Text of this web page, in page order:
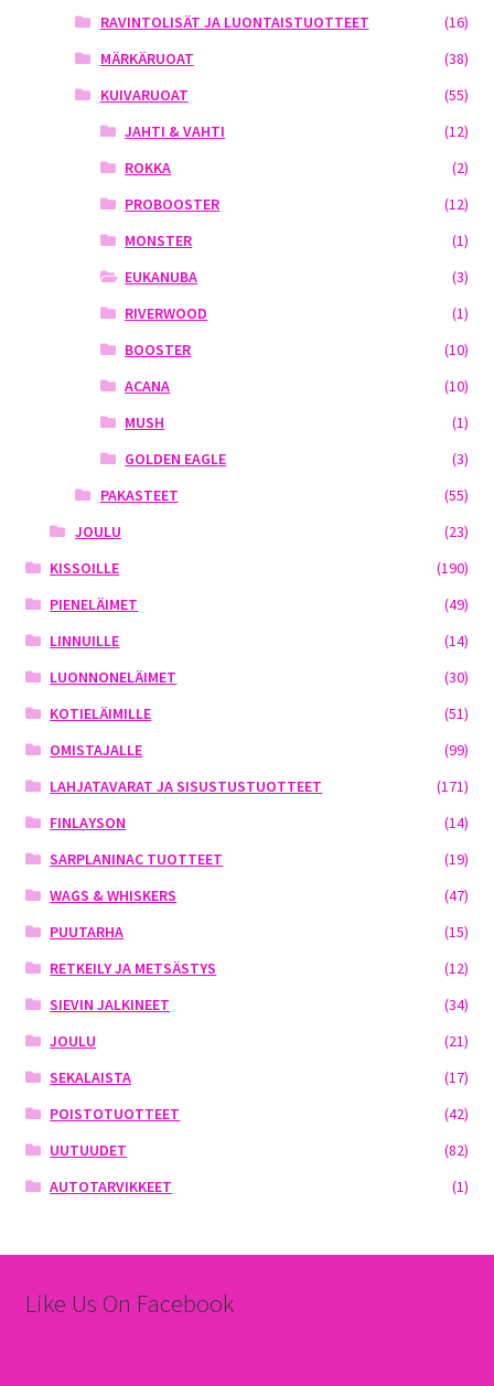
RAVINTOLISÄT JA LUONTAISTUOTTEET
(16)
MÄRKÄRUOAT
(38)
KUIVARUOAT
(55)
JAHTI & VAHTI
(12)
ROKKA
(2)
PROBOOSTER
(12)
MONSTER
(1)
EUKANUBA
(3)
RIVERWOOD
(1)
BOOSTER
(10)
ACANA
(10)
MUSH
(1)
GOLDEN EAGLE
(3)
PAKASTEET
(55)
JOULU
(23)
KISSOILLE
(190)
PIENELÄIMET
(49)
LINNUILLE
(14)
LUONNONELÄIMET
(30)
KOTIELÄIMILLE
(51)
OMISTAJALLE
(99)
LAHJATAVARAT JA SISUSTUSTUOTTEET
(171)
FINLAYSON
(14)
SARPLANINAC TUOTTEET
(19)
WAGS & WHISKERS
(47)
PUUTARHA
(15)
RETKEILY JA METSÄSTYS
(12)
SIEVIN JALKINEET
(34)
JOULU
(21)
SEKALAISTA
(17)
POISTOTUOTTEET
(42)
UUTUUDET
(82)
AUTOTARVIKKEET
(1)
Like Us On Facebook